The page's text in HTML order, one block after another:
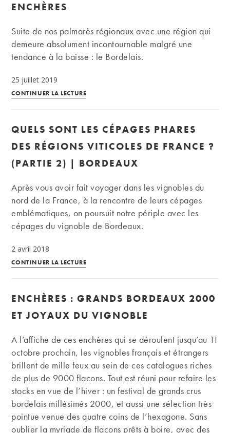
ENCHÈRES
Suite de nos palmarès régionaux avec une région qui
demeure absolument incontournable malgré une
tendance à la baisse : le Bordelais.
25 juillet 2019
CONTINUER LA LECTUREPalmarès
Le
TOP
semestriel
les
aux
QUELS SONT LES CÉPAGES PHARES
DES RÉGIONS VITICOLES DE FRANCE ?
(PARTIE 2) | BORDEAUX
Après vous avoir fait voyager dans les vignobles du
nord de la France, à la rencontre de leurs cépages
emblématiques, on poursuit notre périple avec les
cépages du vignoble de Bordeaux.
2 avril 2018
CONTINUER LA LECTUREQuels
cépages
phares
régions
viticoles
de
France
?
(Partie
2)
|
ENCHÈRES : GRANDS BORDEAUX 2000
ET JOYAUX DU VIGNOBLE
A l’affiche de ces enchères qui se déroulent jusqu’au 11
octobre prochain, les vignobles français et étrangers
brillent de mille feux au sein de ces catalogues riches
de plus de 9000 flacons. Tout est réuni pour refaire les
stocks en vue de l’hiver : un festival de grands crus
bordelais millésimés 2000, et aussi une sélection très
pointue venue des quatre coins de l’hexagone. Sans
oublier la myriade de flacons prêts à boire, avec des